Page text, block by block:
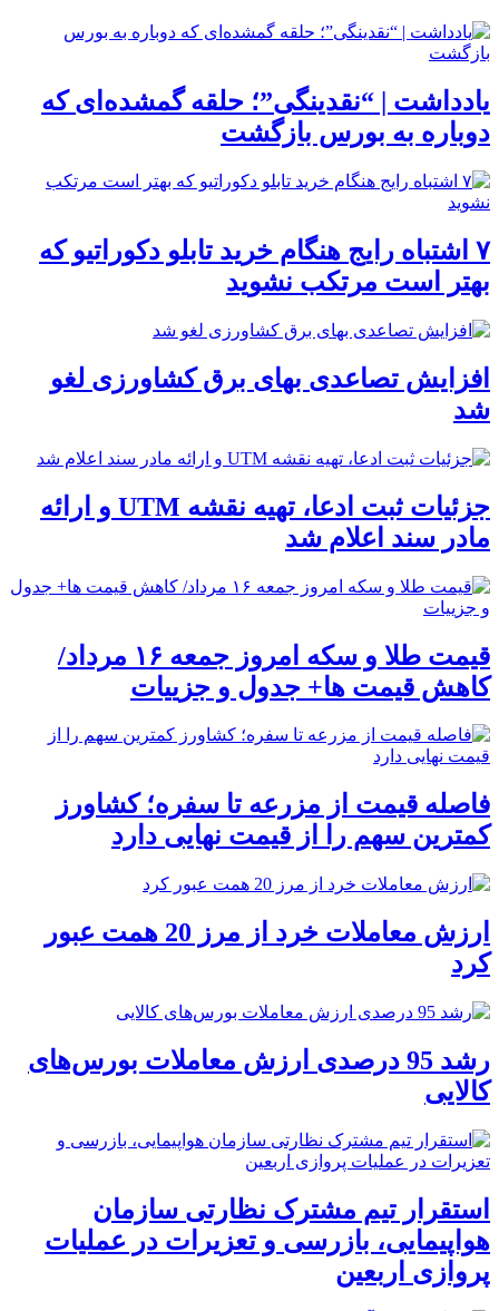
یادداشت | “نقدینگی”؛ حلقه گمشده‌ای که
دوباره به بورس بازگشت
۷ اشتباه رایج هنگام خرید تابلو دکوراتیو که
بهتر است مرتکب نشوید
افزایش تصاعدی بهای برق کشاورزی لغو
شد
جزئیات ثبت ادعا، تهیه نقشه UTM و ارائه
مادر سند اعلام شد
قیمت طلا و سکه امروز جمعه ۱۶ مرداد/
کاهش قیمت ها+ جدول و جزییات
فاصله قیمت از مزرعه تا سفره؛ کشاورز
کمترین سهم را از قیمت نهایی دارد
ارزش معاملات خرد از مرز 20 همت عبور
کرد
رشد 95 درصدی ارزش معاملات بورس‌های
کالایی
استقرار تیم مشترک نظارتی سازمان
هواپیمایی، بازرسی و تعزیرات در عملیات
پروازی اربعین